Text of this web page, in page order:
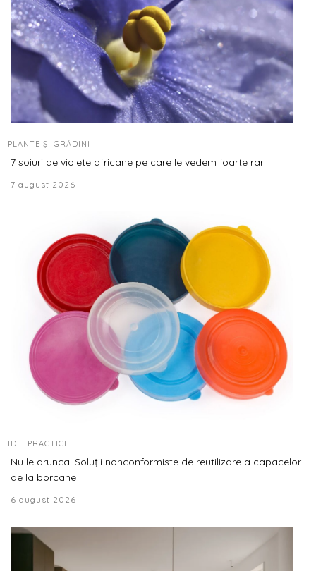
PLANTE ȘI GRĂDINI
7 soiuri de violete africane pe care le vedem foarte rar
7 august 2026
IDEI PRACTICE
Nu le arunca! Soluții nonconformiste de reutilizare a capacelor
de la borcane
6 august 2026